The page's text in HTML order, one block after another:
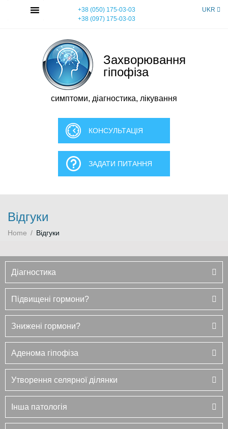
+38 (050) 175-03-03
+38 (097) 175-03-03
UKR
Захворювання
гіпофіза
симптоми, діагностика, лікування
КОНСУЛЬТАЦІЯ
ЗАДАТИ ПИТАННЯ
Відгуки
Home / Відгуки
Діагностика
Підвищені гормони?
Знижені гормони?
Аденома гіпофіза
Утворення селярної ділянки
Інша патологія